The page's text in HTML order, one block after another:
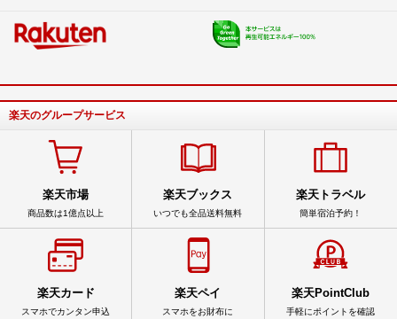
楽天のグループサービス
楽天市場
商品数は1億点以上
楽天ブックス
いつでも全品送料無料
楽天トラベル
簡単宿泊予約！
楽天カード
スマホでカンタン申込
楽天ペイ
スマホをお財布に
楽天PointClub
手軽にポイントを確認